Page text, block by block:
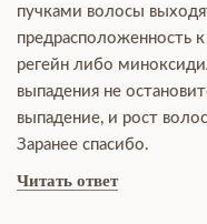
пучками волосы
предрасположенность
регейн либо
выпадения не
выпадение, и рост
Заранее спасибо.
Читать ответ